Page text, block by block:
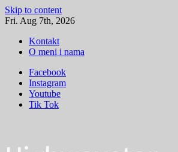
Skip to content
Fri. Aug 7th, 2026
Kontakt
O meni i nama
Facebook
Instagram
Youtube
Tik Tok